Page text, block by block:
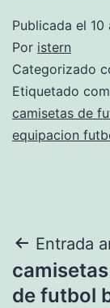
Publicada el 10
Por istern
Categorizado
Etiquetado
camisetas de
equipacion
de
Entrada
de futbol